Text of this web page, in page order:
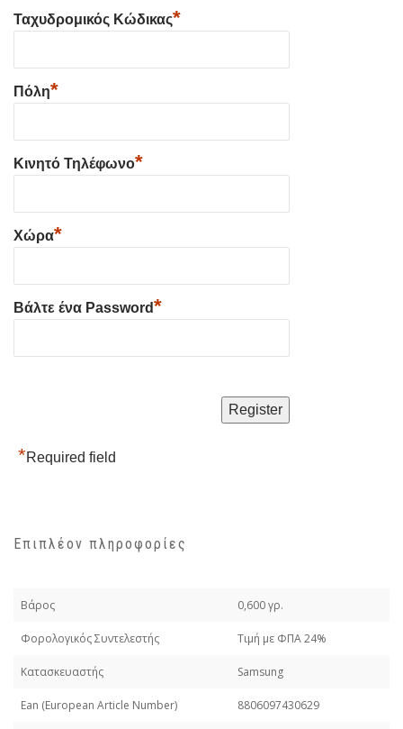
Ταχυδρομικός Κώδικας*
Πόλη*
Κινητό Τηλέφωνο*
Χώρα*
Βάλτε ένα Password*
*Required field
Επιπλέον πληροφορίες
Βάρος 0,600 γρ.
Φορολογικός Συντελεστής Τιμή με ΦΠΑ 24%
Κατασκευαστής Samsung
Εan (European Article Number) 8806097430629